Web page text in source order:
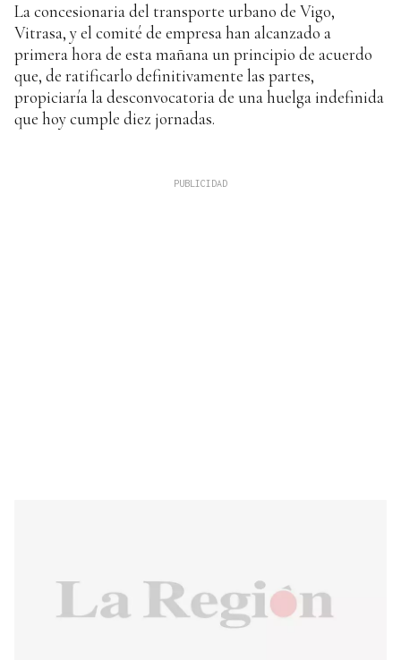
La concesionaria del transporte urbano de Vigo,
Vitrasa, y el comité de empresa han alcanzado a
primera hora de esta mañana un principio de acuerdo
que, de ratificarlo definitivamente las partes,
propiciaría la desconvocatoria de una huelga indefinida
que hoy cumple diez jornadas.